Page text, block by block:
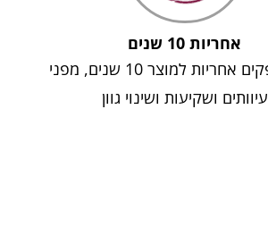
אחריות 10 שנים
אנו מספקים אחריות למוצר 10 שנים, מפני
עיוותים ושקיעות ושינוי גוון